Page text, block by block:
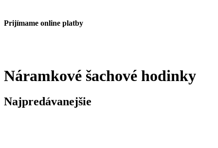
Prijímame online platby
Náramkové šachové hodinky
Najpredávanejšie